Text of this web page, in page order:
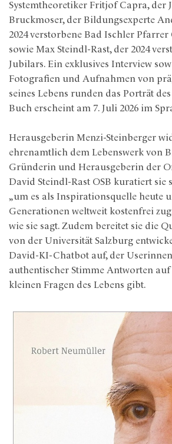
Systemtheoretiker Fritjof Capra, der
Bruckmoser, der Bildungsexperte
2024 verstorbene Bad Ischler
sowie Max Steindl-Rast, der 2024
Jubilars. Ein exklusives Interview
Fotografien und Aufnahmen von
seines Lebens runden das Porträt
Buch erscheint am 7. Juli 2026 im
Herausgeberin Menzi-Steinberger
ehrenamtlich dem Lebenswerk von
Gründerin und Herausgeberin der
David Steindl-Rast OSB kuratiert sie
„um es als Inspirationsquelle heute
Generationen weltweit kostenfrei
wie sie sagt. Zudem bereitet sie die
von der Universität Salzburg
David-KI-Chatbot auf, der
authentischer Stimme Antworten
kleinen Fragen des Lebens gibt.